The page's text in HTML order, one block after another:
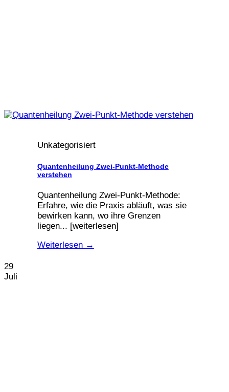
Unkategorisiert
Quantenheilung Zwei-Punkt-Methode
verstehen
Quantenheilung Zwei-Punkt-Methode:
Erfahre, wie die Praxis abläuft, was sie
bewirken kann, wo ihre Grenzen
liegen... [weiterlesen]
Weiterlesen →
29
Juli